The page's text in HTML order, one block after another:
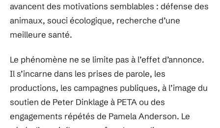
avancent des motivations semblables : défense des
animaux, souci écologique, recherche d’une
meilleure santé.
Le phénomène ne se limite pas à l’effet d’annonce.
Il s’incarne dans les prises de parole, les
productions, les campagnes publiques, à l’image du
soutien de Peter Dinklage à PETA ou des
engagements répétés de Pamela Anderson. Le